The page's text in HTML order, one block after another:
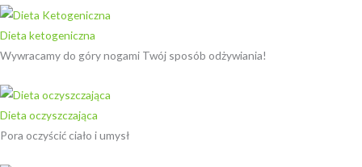
Dieta ketogeniczna
Wywracamy do góry nogami Twój sposób odżywiania!
Dieta oczyszczająca
Pora oczyścić ciało i umysł